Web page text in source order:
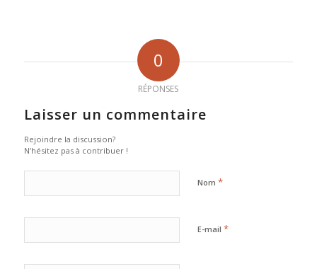
0
RÉPONSES
Laisser un commentaire
Rejoindre la discussion?
N’hésitez pas à contribuer !
Nom *
E-mail *